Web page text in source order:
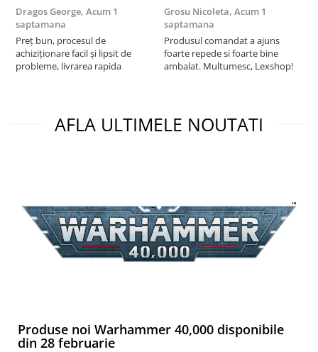
Puzzle 3D
Puzzle 8000 piese
Puzzle 150 piese
Puzzle 350 piese
Puzzle 275 piese
Puzzle 550 piese
Paints & Tools
Dragos George, Acum 1
saptamana
Preț bun, procesul de
achiziționare facil și lipsit de
probleme, livrarea rapida
Grosu Nicoleta, Acum 1
saptamana
Produsul comandat a ajuns
foarte repede si foarte bine
ambalat. Multumesc, Lexshop!
AFLA ULTIMELE NOUTATI
Produse noi Warhammer 40,000 disponibile
din 28 februarie